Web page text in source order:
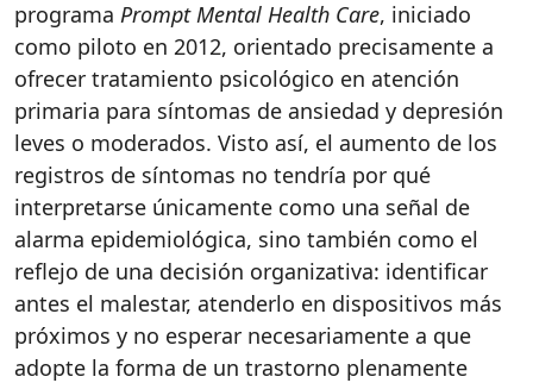
programa Prompt Mental Health Care, iniciado
como piloto en 2012, orientado precisamente a
ofrecer tratamiento psicológico en atención
primaria para síntomas de ansiedad y depresión
leves o moderados. Visto así, el aumento de los
registros de síntomas no tendría por qué
interpretarse únicamente como una señal de
alarma epidemiológica, sino también como el
reflejo de una decisión organizativa: identificar
antes el malestar, atenderlo en dispositivos más
próximos y no esperar necesariamente a que
adopte la forma de un trastorno plenamente